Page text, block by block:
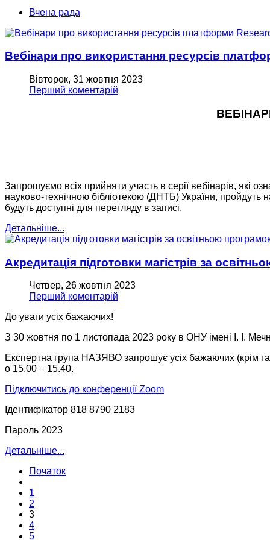
Вчена рада
Вебінари про використання ресурсів
Вівторок, 31 жовтня 2023
Перший коментарій
Запрошуємо всіх прийняти участь в серії вебінарів, які
науково-технічною бібліотекою (ДНТБ) України,
будуть доступні для перегляду в записі.
Детальніше...
Акредитація підготовки магістрів за
Четвер, 26 жовтня 2023
Перший коментарій
До уваги усіх бажаючих!
З 30 жовтня по 1 листопада 2023 року в ОНУ імені І. І.
Експертна група НАЗЯВО запрошує усіх бажаючих (крім
о 15.00 – 15.40.
Підключитись до конференції Zoom
Ідентифікатор 818 8790 2183
Пароль 2023
Детальніше...
Початок
1
2
3
4
5